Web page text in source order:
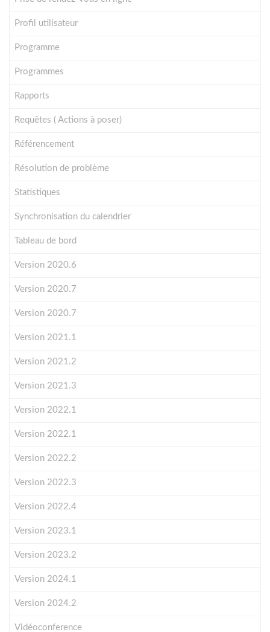
Profil utilisateur
Programme
Programmes
Rapports
Requêtes ( Actions à poser)
Référencement
Résolution de problème
Statistiques
Synchronisation du calendrier
Tableau de bord
Version 2020.6
Version 2020.7
Version 2020.7
Version 2021.1
Version 2021.2
Version 2021.3
Version 2022.1
Version 2022.1
Version 2022.2
Version 2022.3
Version 2022.4
Version 2023.1
Version 2023.2
Version 2024.1
Version 2024.2
Vidéoconference